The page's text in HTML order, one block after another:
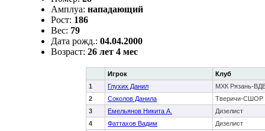
Амплуа: нападающий
Рост: 186
Вес: 79
Дата рожд.: 04.04.2000
Возраст: 26 лет 4 мес
Игрок
Клуб
1
Глухих Данил
МХК Рязань-
2
Соколов Данила
Тверичи-СШОР
3
Емельянов Никита А.
Дизелист
4
Фаттахов Вадим
Дизелист